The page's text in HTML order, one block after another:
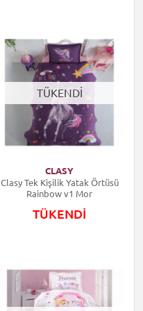
TÜKENDİ
CLASY
Clasy Tek Kişilik Yatak Örtüsü
Rainbow v1 Mor
TÜKENDİ